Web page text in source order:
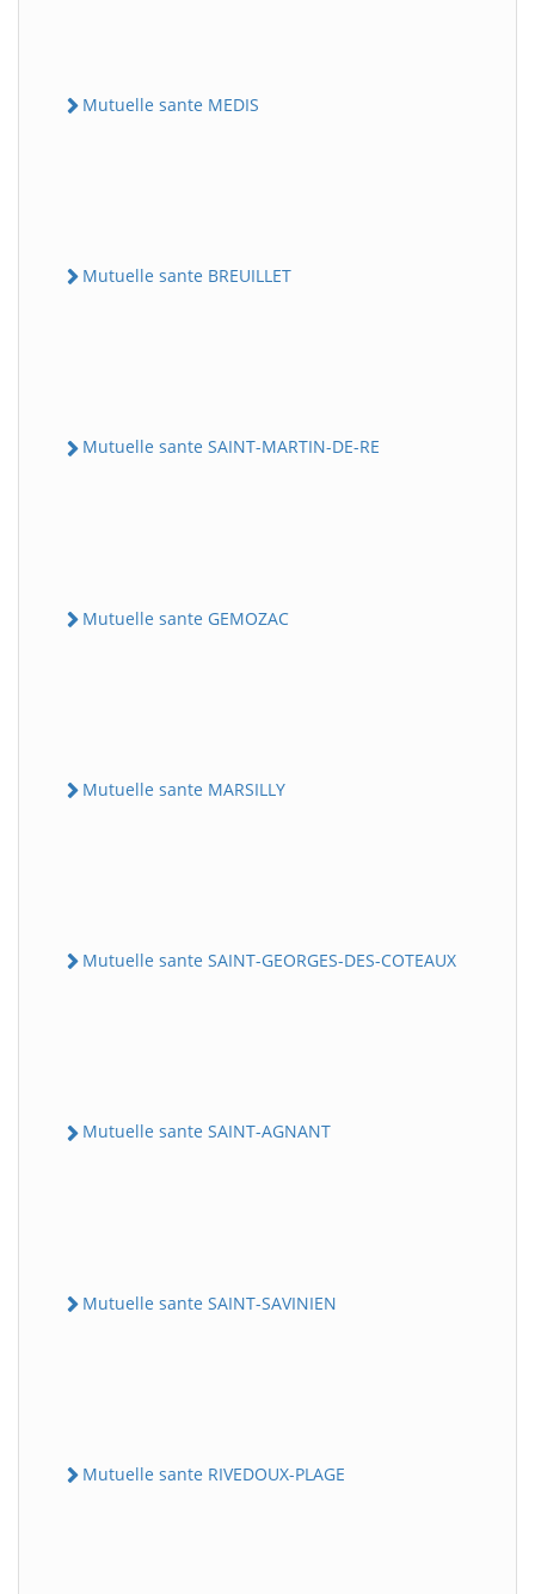
Mutuelle sante MEDIS
Mutuelle sante BREUILLET
Mutuelle sante SAINT-MARTIN-DE-RE
Mutuelle sante GEMOZAC
Mutuelle sante MARSILLY
Mutuelle sante SAINT-GEORGES-DES-COTEAUX
Mutuelle sante SAINT-AGNANT
Mutuelle sante SAINT-SAVINIEN
Mutuelle sante RIVEDOUX-PLAGE